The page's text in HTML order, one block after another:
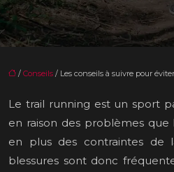
/ Conseils / Les conseils à suivre pour
Le trail running est un sport
en raison des problèmes
en plus des contraintes de
blessures sont donc